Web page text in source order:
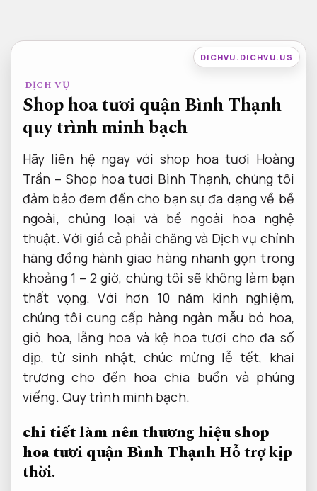
nội
DICHVU.DICHVU.US
DỊCH VỤ
Shop hoa tươi quận Bình Thạnh
quy trình minh bạch
Hãy liên hệ ngay với shop hoa tươi Hoàng
Trần – Shop hoa tươi Bình Thạnh, chúng tôi
đảm bảo đem đến cho bạn sự đa dạng về bề
ngoài, chủng loại và bề ngoài hoa nghệ
thuật. Với giá cả phải chăng và Dịch vụ chính
hãng đồng hành giao hàng nhanh gọn trong
khoảng 1 – 2 giờ, chúng tôi sẽ không làm bạn
thất vọng. Với hơn 10 năm kinh nghiệm,
chúng tôi cung cấp hàng ngàn mẫu bó hoa,
giỏ hoa, lẵng hoa và kệ hoa tươi cho đa số
dịp, từ sinh nhật, chúc mừng lễ tết, khai
trương cho đến hoa chia buồn và phúng
viếng. Quy trình minh bạch.
chi tiết làm nên thương hiệu shop
hoa tươi quận Bình ThạnhHỗ trợ kịp
thời.